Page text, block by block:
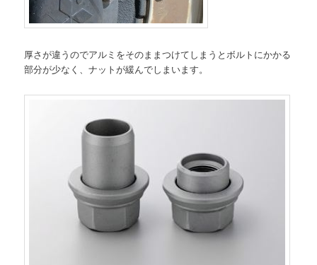
厚さが違うのでアルミをそのままつけてしまうとボルトにかかる
部分が少なく、ナットが緩んでしまいます。